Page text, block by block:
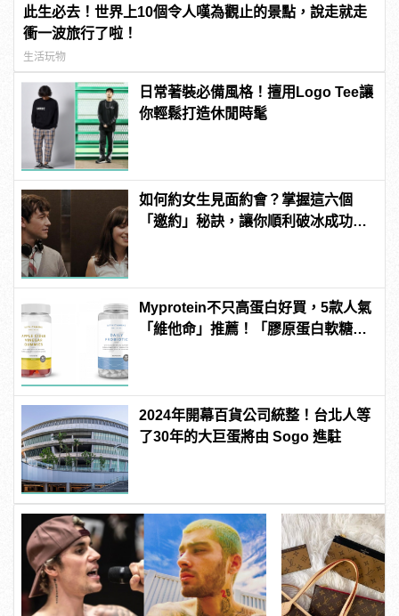
此生必去！世界上10個令人嘆為觀止的景點，說走就走
衝一波旅行了啦！
生活玩物
日常著裝必備風格！擅用Logo Tee讓
你輕鬆打造休閒時髦
如何約女生見面約會？掌握這六個
「邀約」秘訣，讓你順利破冰成功約
Myprotein不只高蛋白好買，5款人氣
「維他命」推薦！「膠原蛋白軟糖」
2024年開幕百貨公司統整！台北人等
了30年的大巨蛋將由 Sogo 進駐